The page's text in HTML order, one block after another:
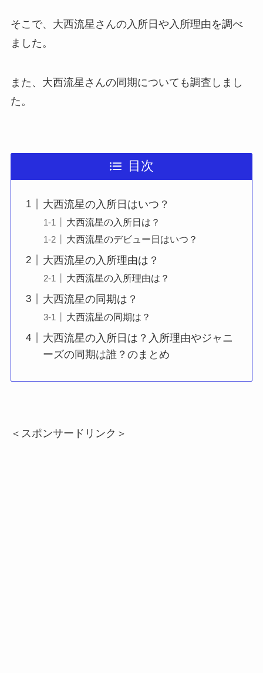
そこで、大西流星さんの入所日や入所理由を調べ
ました。
また、大西流星さんの同期についても調査しまし
た。
目次
大西流星の入所日はいつ？
大西流星の入所日は？
大西流星のデビュー日はいつ？
大西流星の入所理由は？
大西流星の入所理由は？
大西流星の同期は？
大西流星の同期は？
大西流星の入所日は？入所理由やジャニ
ーズの同期は誰？のまとめ
＜スポンサードリンク＞